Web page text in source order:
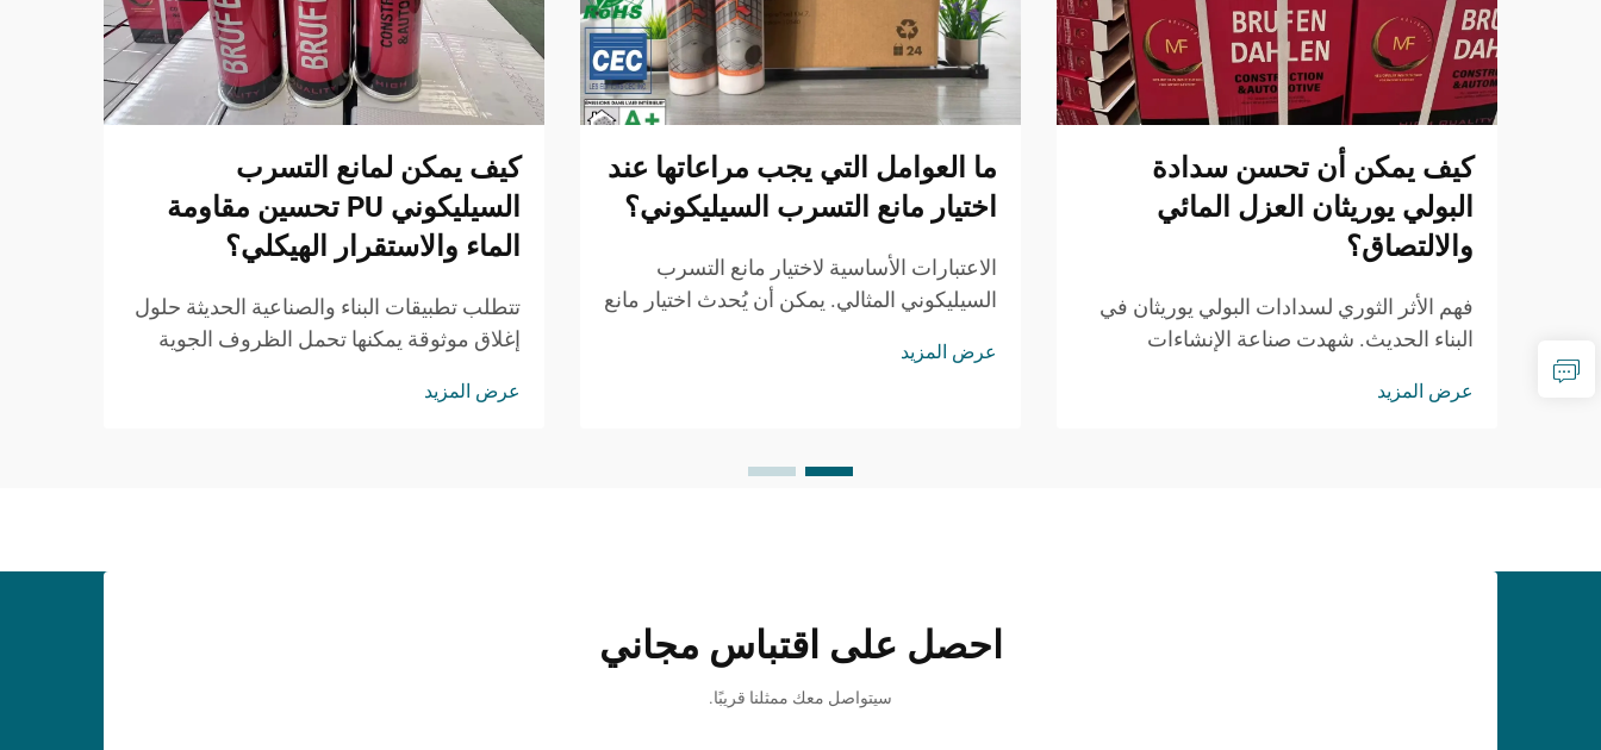
كيف يمكن أن تحسن سدادة
البولي يوريثان العزل المائي
والالتصاق؟
فهم الأثر الثوري لسدادات البولي يوريثان في
البناء الحديث. شهدت صناعة الإنشاءات
عرض المزيد
ما العوامل التي يجب مراعاتها عند
اختيار مانع التسرب السيليكوني؟
الاعتبارات الأساسية لاختيار مانع التسرب
السيليكوني المثالي. يمكن أن يُحدث اختيار مانع
الفرق بين تشطيب دائم واحترافي، وبين فشل
عرض المزيد
كيف يمكن لمانع التسرب
السيليكوني PU تحسين مقاومة
الماء والاستقرار الهيكلي؟
تتطلب تطبيقات البناء والصناعية الحديثة حلول
إغلاق موثوقة يمكنها تحمل الظروف الجوية
عرض المزيد
احصل على اقتباس مجاني
سيتواصل معك ممثلنا قريبًا.